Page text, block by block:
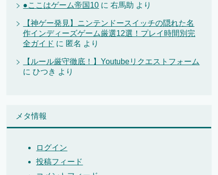
●ここはゲーム帝国10 に右馬助 より
【神ゲー発見】ニンテンドースイッチの隠れた名
作インディーズゲーム厳選12選！プレイ時間別完
全ガイド に 匿名 より
【ルール厳守徹底！】Youtubeリクエストフォーム
にひつき より
メタ情報
ログイン
投稿フィード